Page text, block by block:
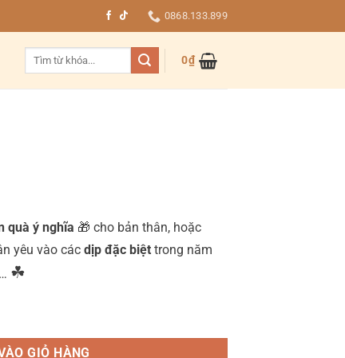
0868.133.899
0₫
quà ý nghĩa 🎁 cho bản thân, hoặc
yêu vào các dịp đặc biệt trong năm
☘
GIỎ HÀNG